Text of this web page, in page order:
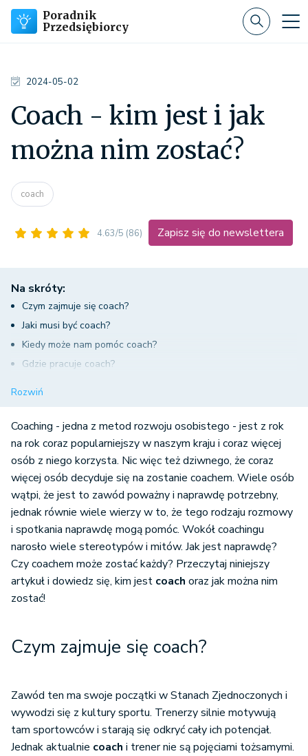
Poradnik
Przedsiębiorcy
2024-05-02
Coach - kim jest i jak
można nim zostać?
coach
4.63/5 (86) Zapisz się do newslettera
Na skróty:
Czym zajmuje się coach?
Jaki musi być coach?
Kiedy może nam pomóc coach?
Gdzie pracuje coach?
Rozwiń
Coaching - jedna z metod rozwoju osobistego - jest z rok
na rok coraz popularniejszy w naszym kraju i coraz więcej
osób z niego korzysta. Nic więc też dziwnego, że coraz
więcej osób decyduje się na zostanie coachem. Wiele osób
wątpi, że jest to zawód poważny i naprawdę potrzebny,
jednak równie wiele wierzy w to, że tego rodzaju rozmowy
i spotkania naprawdę mogą pomóc. Wokół coachingu
narosło wiele stereotypów i mitów. Jak jest naprawdę?
Czy coachem może zostać każdy? Przeczytaj niniejszy
artykuł i dowiedz się, kim jest coach oraz jak można nim
zostać!
Czym zajmuje się coach?
Zawód ten ma swoje początki w Stanach Zjednoczonych i
wywodzi się z kultury sportu. Trenerzy silnie motywują
tam sportowców i starają się odkryć cały ich potencjał.
Jednak aktualnie coach i trener nie są pojęciami tożsamymi.